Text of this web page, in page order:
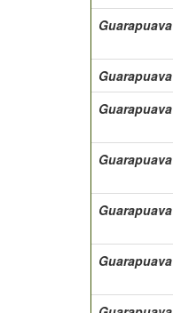
Guarapuava
Guarapuava
Guarapuava
Guarapuava
Guarapuava
Guarapuava